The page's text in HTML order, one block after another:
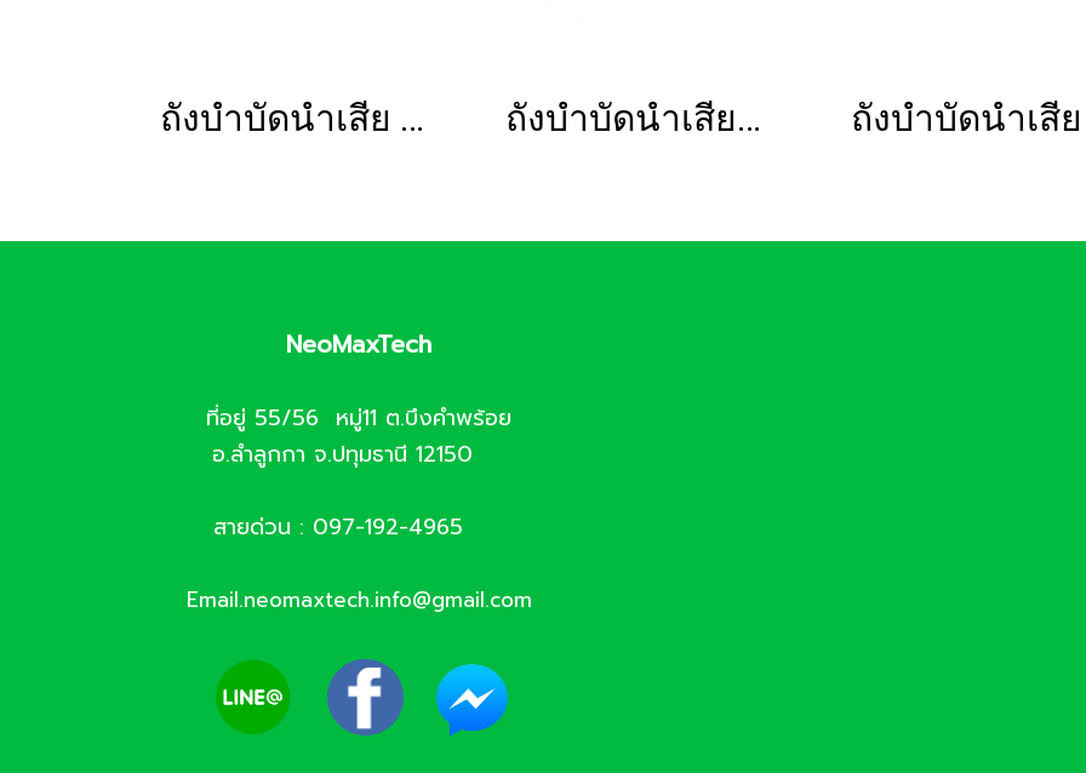
ถังบำบัดน้ำเสีย NMC (PE) ถังบำบัดน้ำเสียNMC-SB
NeoMaxTech
ที่อยู่ 55/56 หมู่11 ต.บึงคำพร้อย
อ.ลำลูกกา จ.ปทุมธานี 12150
สายด่วน : 097-192-4965
Email.neomaxtech.info@gmail.com